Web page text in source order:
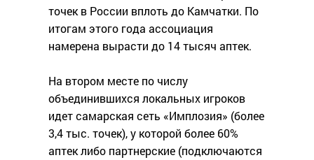
точек в России вплоть до Камчатки. По
итогам этого года ассоциация
намерена вырасти до 14 тысяч аптек.
На втором месте по числу
объединившихся локальных игроков
идет самарская сеть «Имплозия» (более
3,4 тыс. точек), у которой более 60%
аптек либо партнерские (подключаются